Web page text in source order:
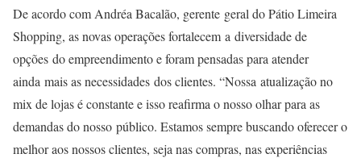
De acordo com Andréa Bacalão, gerente geral do Pátio Limeira
Shopping, as novas operações fortalecem a diversidade de
opções do empreendimento e foram pensadas para atender
ainda mais as necessidades dos clientes. “Nossa atualização no
mix de lojas é constante e isso reafirma o nosso olhar para as
demandas do nosso público. Estamos sempre buscando oferecer o
melhor aos nossos clientes, seja nas compras, nas experiências